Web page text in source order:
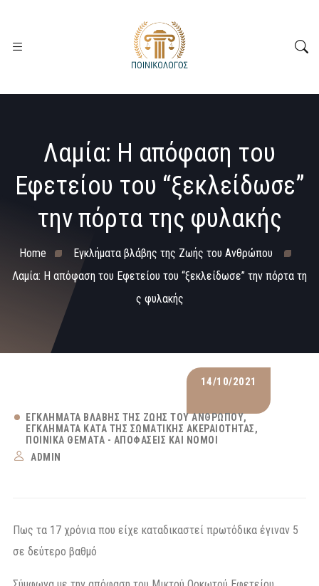
Λαμία: Η απόφαση του
Εφετείου του “ξεκλείδωσε”
την πόρτα της φυλακής
Home
Εγκλήματα βλάβης της Ζωής του Ανθρώπου
Λαμία: Η απόφαση του Εφετείου του “ξεκλείδωσε” την πόρτα τη
ς φυλακής
14/10/2021
ΕΓΚΛΉΜΑΤΑ ΒΛΆΒΗΣ ΤΗΣ ΖΩΉΣ ΤΟΥ ΑΝΘΡΏΠΟΥ
ΕΓΚΛΉΜΑΤΑ ΚΑΤΆ ΤΗΣ ΣΩΜΑΤΙΚΉΣ ΑΚΕΡΑΙΌΤΗΤΑΣ
ΠΟΙΝΙΚΆ ΘΈΜΑΤΑ - ΑΠΟΦΆΣΕΙΣ ΚΑΙ ΝΌΜΟΙ
ADMIN
Πως τα 17 χρόνια που είχε καταδικαστεί πρωτόδικα έγιναν 5
σε δεύτερο βαθμό